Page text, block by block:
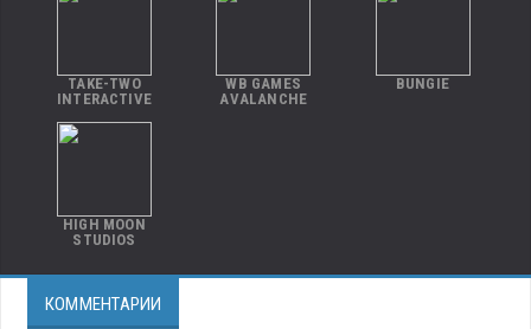
TAKE-TWO
INTERACTIVE
WB GAMES
AVALANCHE
BUNGIE
HIGH MOON
STUDIOS
КОММЕНТАРИИ